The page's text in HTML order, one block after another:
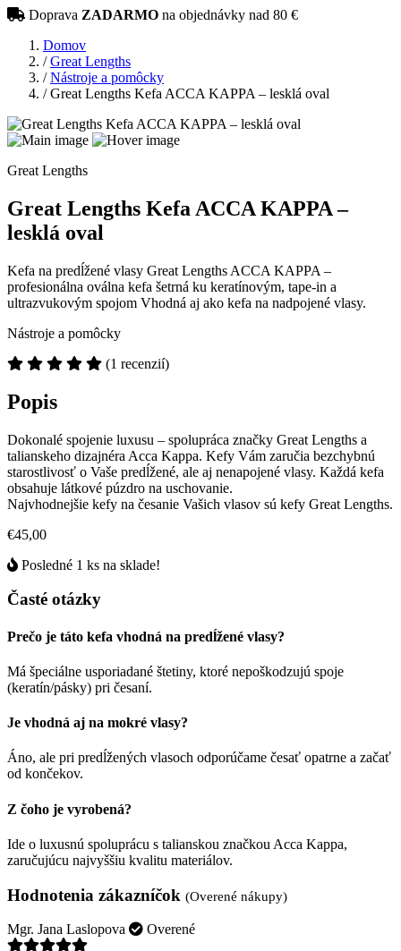
Doprava ZADARMO na objednávky nad 80 €
Domov
/ Great Lengths
/ Nástroje a pomôcky
/Great Lengths Kefa ACCA KAPPA – lesklá oval
Great Lengths
Great Lengths Kefa ACCA KAPPA –
lesklá oval
Kefa na predĺžené vlasy Great Lengths ACCA KAPPA –
profesionálna oválna kefa šetrná ku keratínovým, tape-in a
ultrazvukovým spojom Vhodná aj ako kefa na nadpojené vlasy.
Nástroje a pomôcky
(1 recenzií)
Popis
Dokonalé spojenie luxusu – spolupráca značky Great Lengths a
talianskeho dizajnéra Acca Kappa. Kefy Vám zaručia bezchybnú
starostlivosť o Vaše predĺžené, ale aj nenapojené vlasy. Každá kefa
obsahuje látkové púzdro na uschovanie.
Najvhodnejšie kefy na česanie Vašich vlasov sú kefy Great Lengths.
€45,00
Posledné 1 ks na sklade!
Časté otázky
Prečo je táto kefa vhodná na predĺžené vlasy?
Má špeciálne usporiadané štetiny, ktoré nepoškodzujú spoje
(keratín/pásky) pri česaní.
Je vhodná aj na mokré vlasy?
Áno, ale pri predĺžených vlasoch odporúčame česať opatrne a začať
od končekov.
Z čoho je vyrobená?
Ide o luxusnú spoluprácu s talianskou značkou Acca Kappa,
zaručujúcu najvyššiu kvalitu materiálov.
Hodnotenia zákazníčok (Overené nákupy)
Mgr. Jana Laslopova
Overené